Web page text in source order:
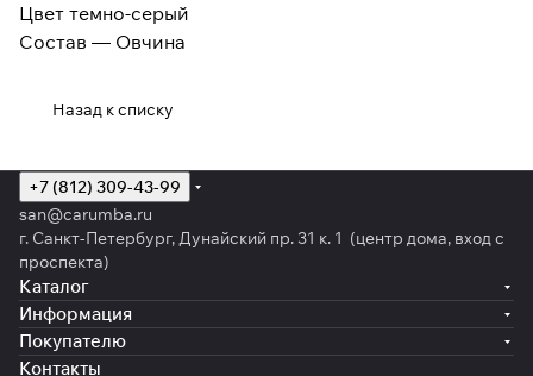
Цвет темно-серый
Состав — Овчина
Назад к списку
+7 (812) 309-43-99
san@carumba.ru
г. Санкт-Петербург, Дунайский пр. 31 к. 1 (центр дома, вход с
проспекта)
Каталог
Информация
Покупателю
Контакты